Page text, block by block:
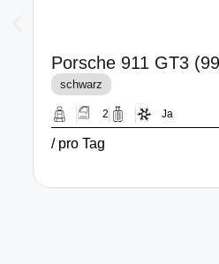
Porsche 911 GT3
schwarz
2 Ja
/ pro Tag